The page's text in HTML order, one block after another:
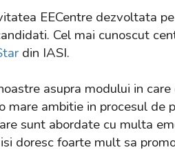
EECentre dezvoltata
Cel mai cunoscut
din IASI.
asupra modului in
mare ambitie in procesul
sunt abordate cu multa
doresc foarte mult sa